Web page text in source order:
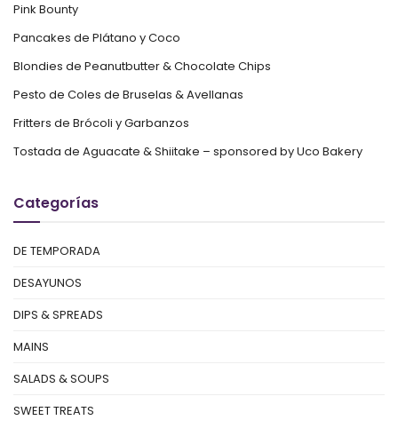
Pink Bounty
Pancakes de Plátano y Coco
Blondies de Peanutbutter & Chocolate Chips
Pesto de Coles de Bruselas & Avellanas
Fritters de Brócoli y Garbanzos
Tostada de Aguacate & Shiitake – sponsored by Uco Bakery
Categorías
DE TEMPORADA
DESAYUNOS
DIPS & SPREADS
MAINS
SALADS & SOUPS
SWEET TREATS